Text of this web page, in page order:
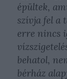
épültek,
szívja fel a
erre nincs
behatol,
bérház